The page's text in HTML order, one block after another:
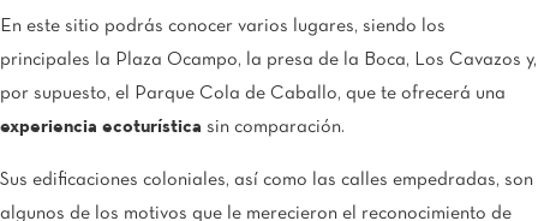
En este sitio podrás conocer varios lugares, siendo los
principales la Plaza Ocampo, la presa de la Boca, Los Cavazos y,
por supuesto, el Parque Cola de Caballo, que te ofrecerá una
experiencia ecoturística sin comparación.
Sus edificaciones coloniales, así como las calles empedradas, son
algunos de los motivos que le merecieron el reconocimiento de